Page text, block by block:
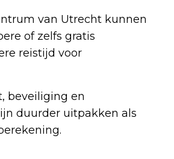
van Utrecht kunnen
of zelfs gratis
reistijd voor
beveiliging en
duurder uitpakken als